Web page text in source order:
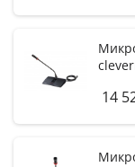
14